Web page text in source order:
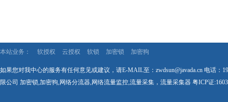
本站业务： 软授权 云授权 软锁 加密锁 加密狗
如果您对我中心的服务有任何意见或建议，请E-MAIL至：zwdsun@javada.cn 电话：
限公司 加密锁,加密狗,网络分流器,网络流量监控,流量采集，流量采集器 粤ICP证